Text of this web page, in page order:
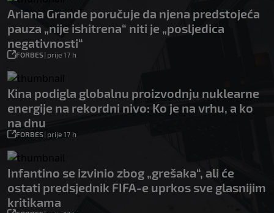
Ariana Grande poručuje da njena predstojeća
pauza „nije ishitrena“ niti je „posljedica
negativnosti“
FORBES| prije 17 h
Kina podigla globalnu proizvodnju nuklearne
energije na rekordni nivo: Ko je na vrhu, a ko
na dnu
FORBES| prije 17 h
Infantino se izvinio zbog „grešaka“, ali će
ostati predsjednik FIFA-e uprkos sve glasnijim
kritikama